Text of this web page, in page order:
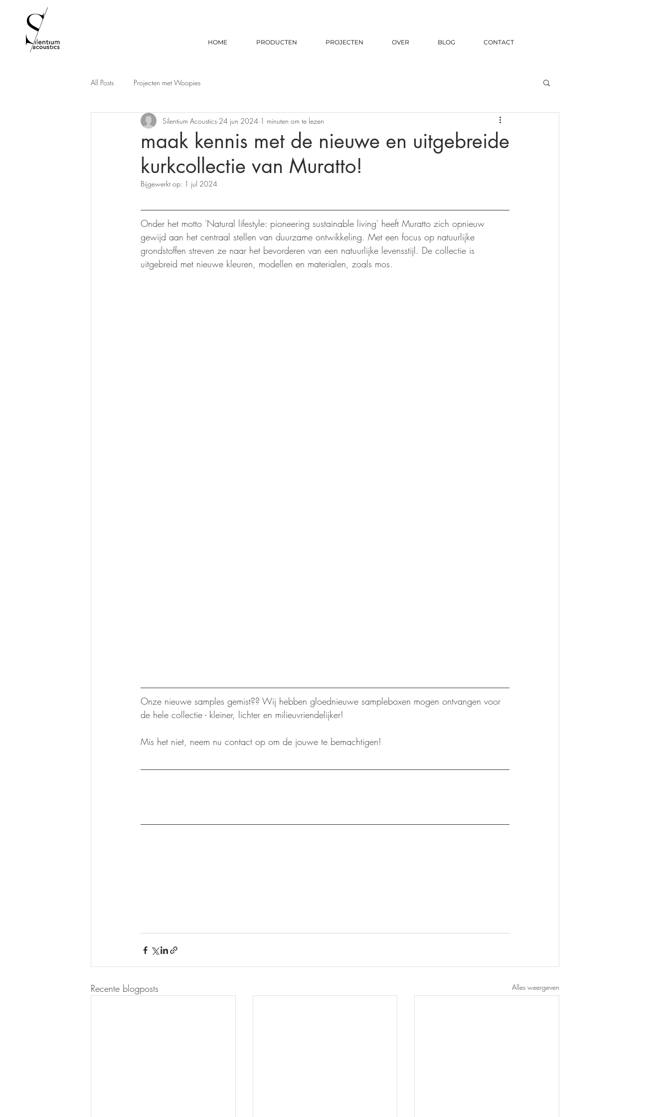
HOME PRODUCTEN PROJECTEN OVER BLOG CONTACT
All Posts Projecten met Woopies
maak kennis met de nieuwe en uitgebreide
kurkcollectie van Muratto!
Silentium Acoustics 24 jun 2024 1 minuten om te lezen
Bijgewerkt op: 1 jul 2024
Onder het motto 'Natural lifestyle: pioneering sustainable living' heeft Muratto zich opnieuw
gewijd aan het centraal stellen van duurzame ontwikkeling. Met een focus op natuurlijke
grondstoffen streven ze naar het bevorderen van een natuurlijke levensstijl. De collectie is
uitgebreid met nieuwe kleuren, modellen en materialen, zoals mos.
Onze nieuwe samples gemist?? Wij hebben gloednieuwe sampleboxen mogen ontvangen voor
de hele collectie - kleiner, lichter en milieuvriendelijker!
Mis het niet, neem nu contact op om de jouwe te bemachtigen!
Recente blogposts Alles weergeven